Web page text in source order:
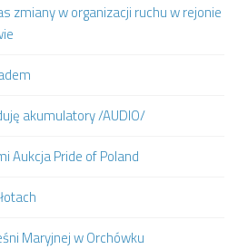
zmiany w organizacji ruchu w rejonie
akumulatory /AUDIO/
Aukcja Pride of Poland
Maryjnej w Orchówku